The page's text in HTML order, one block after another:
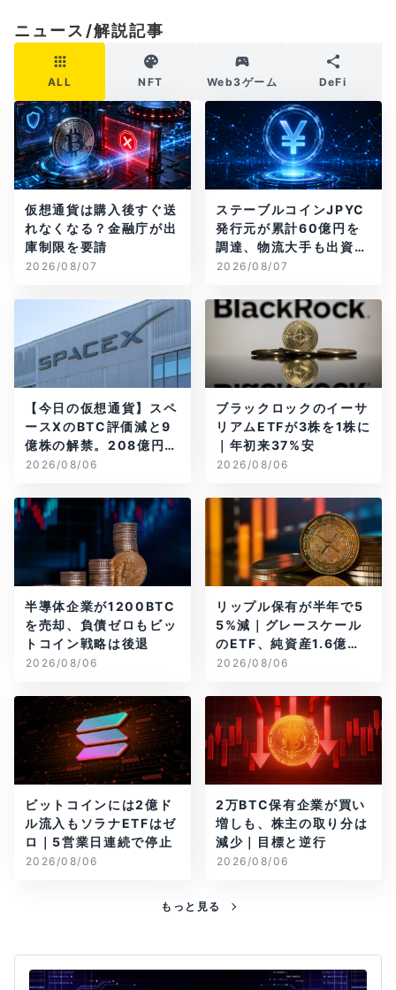
ニュース/解説記事
ALL NFT Web3ゲーム DeFi
仮想通貨は購入後すぐ送
れなくなる？金融庁が出
庫制限を要請
2026/08/07
ステーブルコインJPYC
発行元が累計60億円を
調達、物流大手も出資参
画
2026/08/07
【今日の仮想通貨】スペ
ースXのBTC評価減と9
億株の解禁。208億円相
当のBTCが盗難
2026/08/06
ブラックロックのイーサ
リアムETFが3株を1株に
｜年初来37%安
2026/08/06
半導体企業が1200BTC
を売却、負債ゼロもビッ
トコイン戦略は後退
2026/08/06
リップル保有が半年で5
5%減｜グレースケール
のETF、純資産1.6億ド
ル減
2026/08/06
ビットコインには2億ド
ル流入もソラナETFはゼ
ロ｜5営業日連続で停止
2026/08/06
2万BTC保有企業が買い
増しも、株主の取り分は
減少｜目標と逆行
2026/08/06
もっと見る